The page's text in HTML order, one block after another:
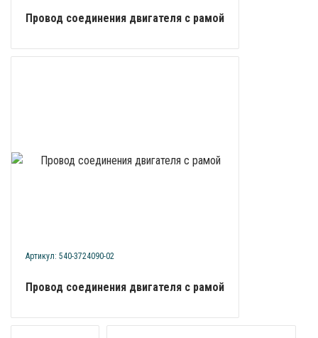
Провод соединения двигателя с рамой
Артикул: 540-3724090-02
Провод соединения двигателя с рамой